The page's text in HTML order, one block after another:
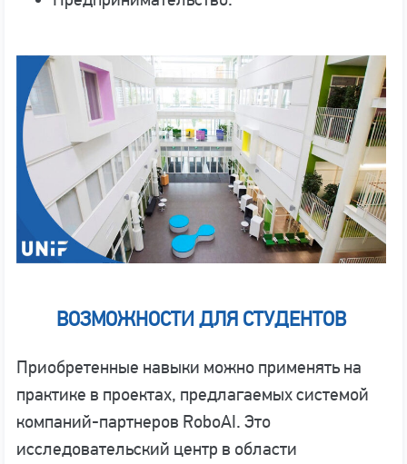
ВОЗМОЖНОСТИ ДЛЯ СТУДЕНТОВ
Приобретенные навыки можно применять на
практике в проектах, предлагаемых системой
компаний-партнеров RoboAI. Это
исследовательский центр в области